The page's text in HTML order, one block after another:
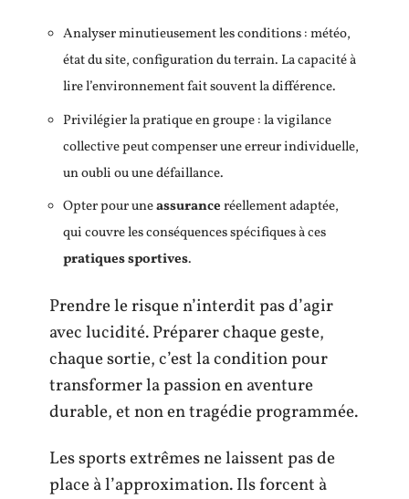
Analyser minutieusement les conditions : météo,
état du site, configuration du terrain. La capacité à
lire l’environnement fait souvent la différence.
Privilégier la pratique en groupe : la vigilance
collective peut compenser une erreur individuelle,
un oubli ou une défaillance.
Opter pour uneassuranceréellement adaptée,
qui couvre les conséquences spécifiques à ces
pratiques sportives.
Prendre le risque n’interdit pas d’agir
avec lucidité. Préparer chaque geste,
chaque sortie, c’est la condition pour
transformer la passion en aventure
durable, et non en tragédie programmée.
Les sports extrêmes ne laissent pas de
place à l’approximation. Ils forcent à